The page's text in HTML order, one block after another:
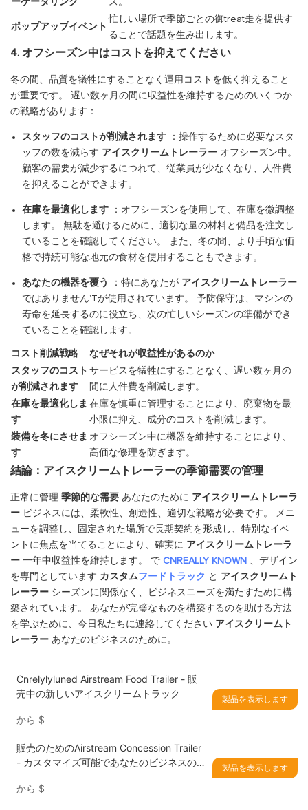
ーケータリング ス。
ポップアップイベント
忙しい場所で季節ごとの御treat走を提供す
ることで話題を生み出します。
4. オフシーズン中はコストを抑えてください
冬の間、品質を犠牲にすることなく運用コストを低く抑えること
が重要です。 遅い数ヶ月の間に収益性を維持するためのいくつか
の戦略があります：
スタッフのコストが削減されます
：操作するために必要なスタ
ッフの数を減らす アイスクリームトレーラー オフシーズン中。
顧客の需要が減少するにつれて、従業員が少なくなり、人件費
を抑えることができます。
在庫を最適化します
：オフシーズンを使用して、在庫を微調整
します。 無駄を避けるために、適切な量の材料と備品を注文し
ていることを確認してください。 また、冬の間、より手頃な価
格で持続可能な地元の食材を使用することもできます。
あなたの機器を覆う ：特にあなたが アイスクリームトレーラー
ではありません’Tが使用されています。 予防保守は、マシンの
寿命を延長するのに役立ち、次の忙しいシーズンの準備ができ
ていることを確認します。
コスト削減戦略
なぜそれが収益性があるのか
スタッフのコスト
が削減されます
サービスを犠牲にすることなく、遅い数ヶ月の
間に人件費を削減します。
在庫を最適化しま
す
在庫を慎重に管理することにより、廃棄物を最
小限に抑え、成分のコストを削減します。
装備を冬にさせま
す
オフシーズン中に機器を維持することにより、
高価な修理を防ぎます。
結論：アイスクリームトレーラーの季節需要の管理
正常に管理 季節的な需要 あなたのために アイスクリームトレーラ
ー ビジネスには、柔軟性、創造性、適切な戦略が必要です。 メニ
ューを調整し、固定された場所で長期契約を形成し、特別なイベ
ントに焦点を当てることにより、確実に アイスクリームトレーラ
ー 一年中収益性を維持します。 で CNREALLY KNOWN 、デザイン
を専門としています カスタムフードトラック と アイスクリームト
レーラー シーズンに関係なく、ビジネスニーズを満たすために構
築されています。 あなたが完璧なものを構築するのを助ける方法
を学ぶために、今日私たちに連絡してください アイスクリームト
レーラー あなたのビジネスのために。
Cnrelylyluned Airstream Food Trailer - 販
売中の新しいアイスクリームトラック
から $
製品を表示します
販売のためのAirstream Concession Trailer
- カスタマイズ可能であなたのビジネスの準
から $
製品を表示します